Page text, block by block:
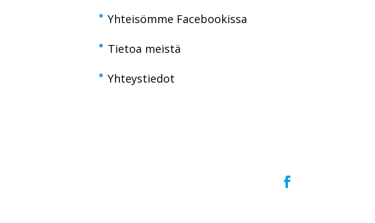
Yhteisömme Facebookissa
Tietoa meistä
Yhteystiedot